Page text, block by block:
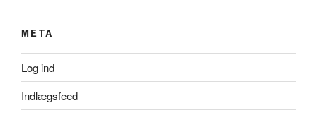
META
Log ind
Indlægsfeed